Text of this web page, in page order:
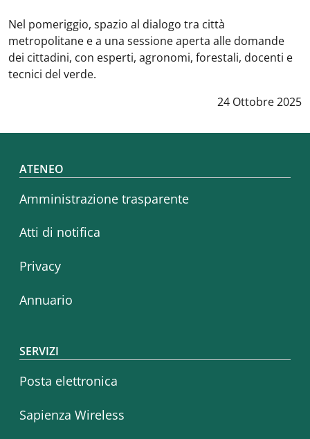
Nel pomeriggio, spazio al dialogo tra città
metropolitane e a una sessione aperta alle domande
dei cittadini, con esperti, agronomi, forestali, docenti e
tecnici del verde.
Data notizia:
24 Ottobre 2025
Footer menu
ATENEO
Amministrazione trasparente
Atti di notifica
Privacy
Annuario
SERVIZI
Posta elettronica
Sapienza Wireless